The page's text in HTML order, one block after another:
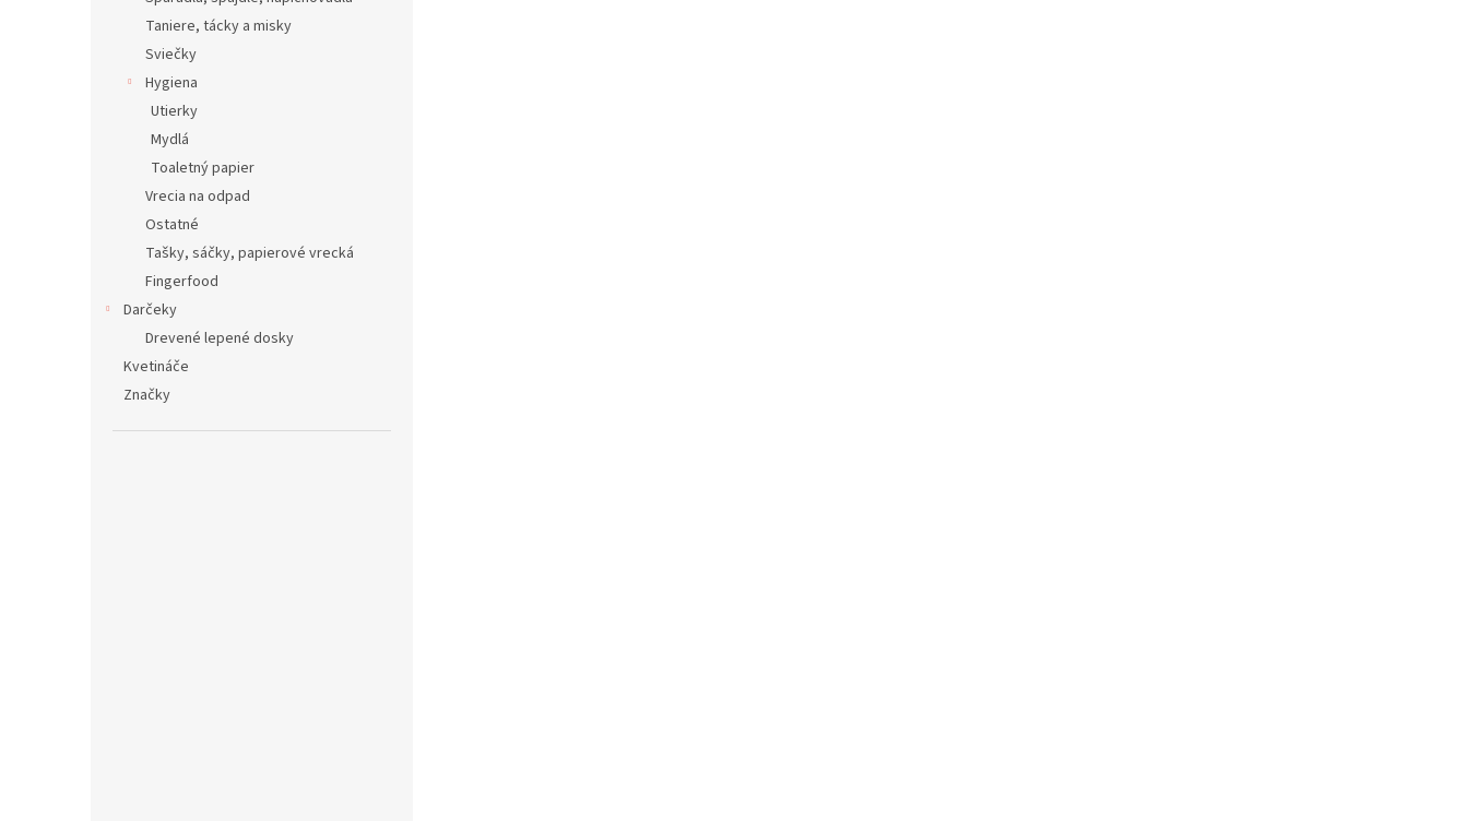
Taniere, tácky a misky
Sviečky
Hygiena
Utierky
Mydlá
Toaletný papier
Vrecia na odpad
Ostatné
Tašky, sáčky, papierové vrecká
Fingerfood
Darčeky
Drevené lepené dosky
Kvetináče
Značky